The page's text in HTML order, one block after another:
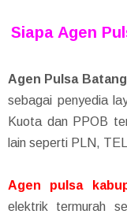
Siapa Agen
Agen Pulsa Batang
ѕеbаgаі реnуеdіа
Kuota dan PPOB
lain seperti PLN,
Agen pulsa
elektrik termurah